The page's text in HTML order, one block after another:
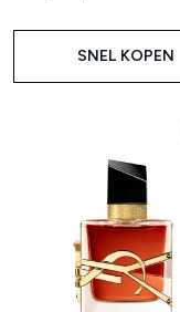
SNEL KOPEN